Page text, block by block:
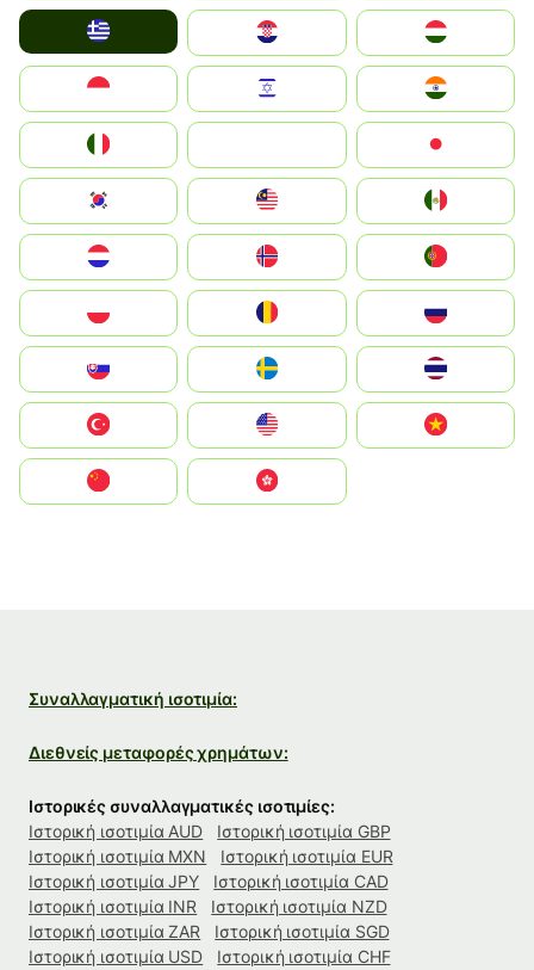
Magyarország
South Korea
United States
中國香港特別行政區
Συναλλαγματική ισοτιμία:
Διεθνείς μεταφορές χρημάτων:
Ιστορικές συναλλαγματικές ισοτιμίες:
Ιστορική ισοτιμία AUD
Ιστορική ισοτιμία GBP
Ιστορική ισοτιμία MXN
Ιστορική ισοτιμία EUR
Ιστορική ισοτιμία JPY
Ιστορική ισοτιμία CAD
Ιστορική ισοτιμία INR
Ιστορική ισοτιμία NZD
Ιστορική ισοτιμία ZAR
Ιστορική ισοτιμία SGD
Ιστορική ισοτιμία USD
Ιστορική ισοτιμία CHF